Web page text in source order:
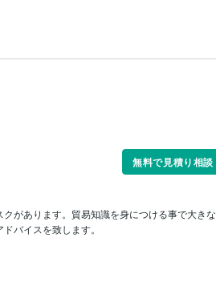
無料で見積り相談
があります。貿易知識を身につける事で大きな
バイスを致します。